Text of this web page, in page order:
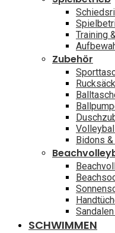
Training
Zubehör
Bidons
SCHWIMMEN